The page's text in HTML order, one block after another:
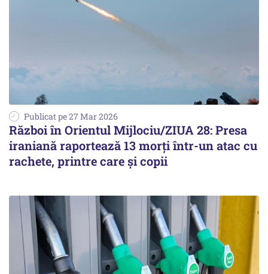
Publicat pe 27 Mar 2026
Război în Orientul Mijlociu/ZIUA 28: Presa
iraniană raportează 13 morți într-un atac cu
rachete, printre care și copii